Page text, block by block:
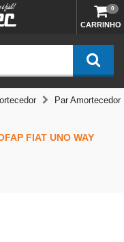
CARRINHO
0
Par
FIAT UNO WAY
mais